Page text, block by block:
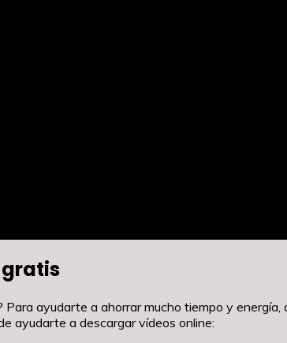
ayudarte a ahorrar mucho tiempo y
ayudarte a descargar vídeos online: